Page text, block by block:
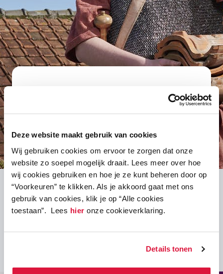
Deze website maakt gebruik van cookies
Wij gebruiken cookies om ervoor te zorgen dat onze
website zo soepel mogelijk draait. Lees meer over hoe
wij cookies gebruiken en hoe je ze kunt beheren door op
“Voorkeuren” te klikken. Als je akkoord gaat met ons
gebruik van cookies, klik je op “Alle cookies
toestaan”. Lees hier onze cookieverklaring.
Details tonen
marketinghuls maar een
wij en onze klanten ons
in herkennen.
Benoît Mater